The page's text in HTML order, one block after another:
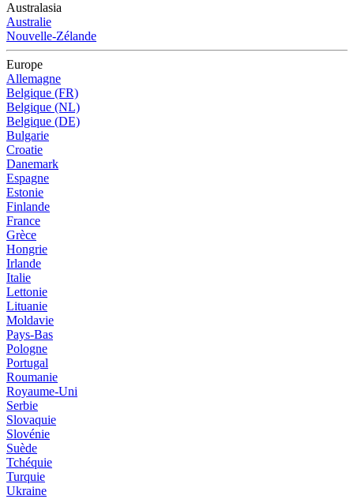
Australasia
Australie
Nouvelle-Zélande
Europe
Allemagne
Belgique (FR)
Belgique (NL)
Belgique (DE)
Bulgarie
Croatie
Danemark
Espagne
Estonie
Finlande
France
Grèce
Hongrie
Irlande
Italie
Lettonie
Lituanie
Moldavie
Pays-Bas
Pologne
Portugal
Roumanie
Royaume-Uni
Serbie
Slovaquie
Slovénie
Suède
Tchéquie
Turquie
Ukraine